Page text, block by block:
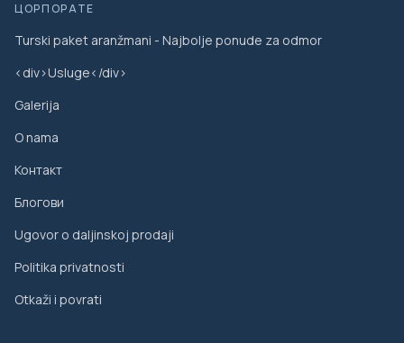
ЦОРПОРАТЕ
Turski paket aranžmani - Najbolje ponude za odmor
<div>Usluge</div>
Galerija
O nama
Контакт
Блогови
Ugovor o daljinskoj prodaji
Politika privatnosti
Otkaži i povrati